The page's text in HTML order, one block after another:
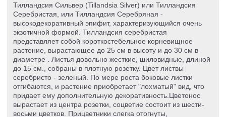
Тилландсия Сильвер (Tillandsia Silver) или Тилландсия
Серебристая, или Тилландсия Серебряная -
высокодекоративный эпифит, характеризующийся очень
экзотичной формой. Тилландсия серебристая
представляет собой короткостебельное корневищное
растение, вырастающее до 25 см в высоту и до 30 см в
диаметре . Листья довольно жесткие, шиловидные, длиной
до 15 см., собраны в плотную розетку. Цвет листвы
серебристо - зеленый. По мере роста боковые листки
отгибаются, и растение приобретает "лохматый" вид, что
придает ему дополнительную декоративность.Цветонос
вырастает из центра розетки, соцветие состоит из шести-
восьми цветков. Прицветники слегка отогнуты,